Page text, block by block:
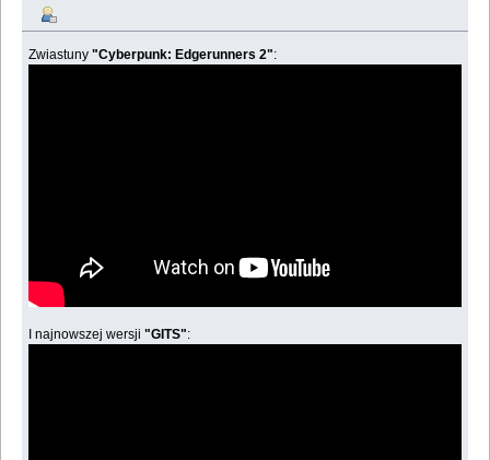
Zwiastuny"Cyberpunk: Edgerunners 2":
I najnowszej wersji"GITS":